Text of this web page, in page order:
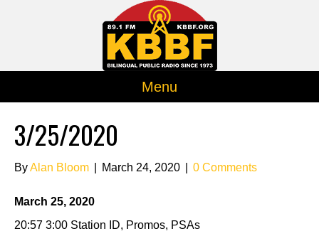
Menu
3/25/2020
ByAlan Bloom March 24, 2020 0 Comments
March 25, 2020
20:57 3:00 Station ID, Promos, PSAs